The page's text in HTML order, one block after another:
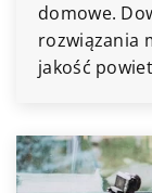
domowe.
rozwiązania
jakość